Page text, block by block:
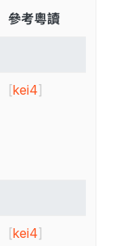
參考粵讀
[kei4]
[kei4]